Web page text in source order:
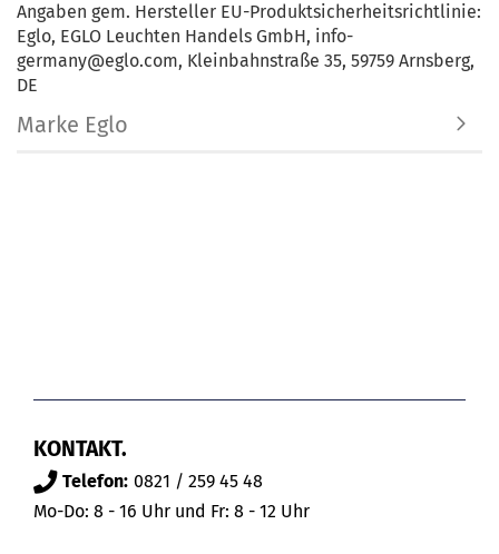
Angaben gem. Hersteller EU-Produktsicherheitsrichtlinie:
Eglo, EGLO Leuchten Handels GmbH, info-
germany@eglo.com, Kleinbahnstraße 35, 59759 Arnsberg,
DE
Marke Eglo
KONTAKT.
Telefon: 0821 / 259 45 48
Mo-Do: 8 - 16 Uhr und Fr: 8 - 12 Uhr